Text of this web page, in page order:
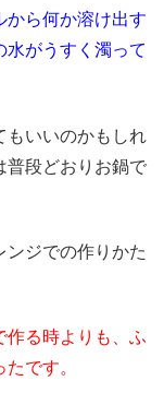
から何か溶け出す
水がうすく濁って
もいいのかもしれ
普段どおりお鍋で
ンジでの作りかた
作る時よりも、ふ
です。